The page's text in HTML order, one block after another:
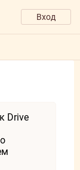
Вход
Drive